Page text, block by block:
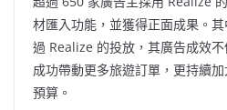
材匯入功能，並獲得正面成果。
過 Realize 的投放，其廣告成效
成功帶動更多旅遊訂單，更持續
預算。